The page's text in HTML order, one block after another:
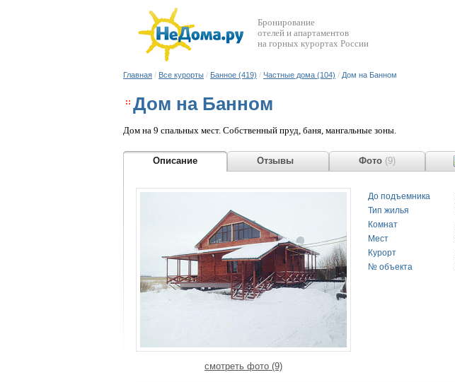
Бронирование
отелей и апартаментов
на горных курортах России
Главная / Все курорты / Банное (419) / Частные дома (104) / Дом на Банном
Дом на Банном
Дом на 9 спальных мест. Собственный пруд, баня, мангальные зоны.
Описание Отзывы Фото (9)
смотреть фото (9)
До подъемника
Тип жилья
Комнат
Мест
Курорт
№ объекта